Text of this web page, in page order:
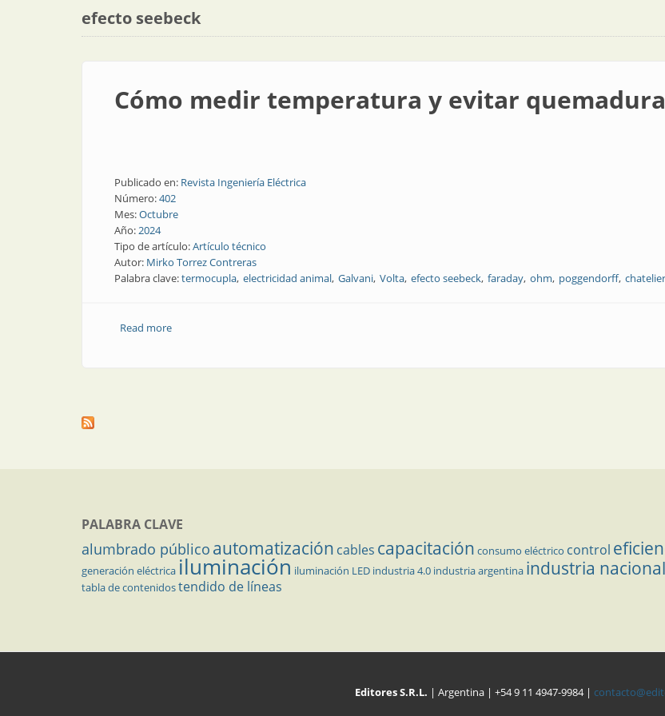
efecto seebeck
Cómo medir temperatura y evitar
Publicado en: Revista Ingeniería Eléctrica
Número:402
Mes:Octubre
Año:2024
Tipo de artículo:Artículo técnico
Autor: Mirko Torrez Contreras
Palabra clave:termocupla electricidad animal Galvani Volta efecto seebeck faraday ohm poggendorff chatelier
Read moreabout Cómo medir temperatura y evitar quemaduras en el proceso
PALABRA CLAVE
alumbrado público automatización cables capacitación consumo eléctrico control
generación eléctrica iluminación iluminación LED industria 4.0 industria argentina industria nacional
tabla de contenidostendido de líneas
Editores S.R.L. | Argentina | +54 9 11 4947-9984 |